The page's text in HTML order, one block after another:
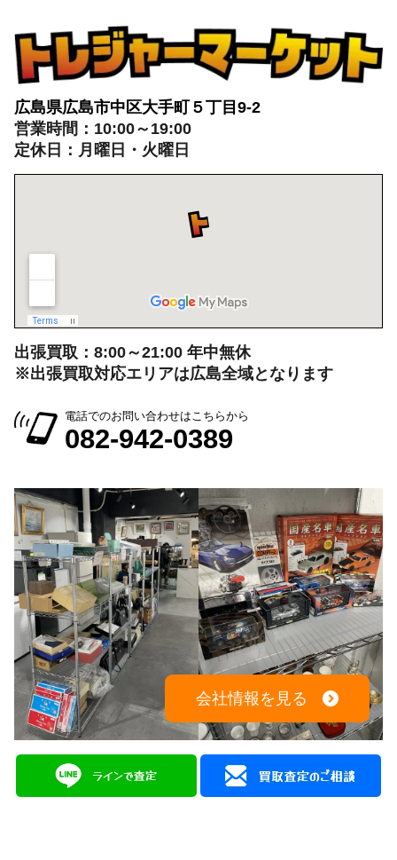
広島県広島市中区大手町５丁目9-2
営業時間：10:00～19:00
定休日：月曜日・火曜日
出張買取：8:00～21:00 年中無休
※出張買取対応エリアは広島全域となります
電話でのお問い合わせはこちらから
082-942-0389
会社情報を見る